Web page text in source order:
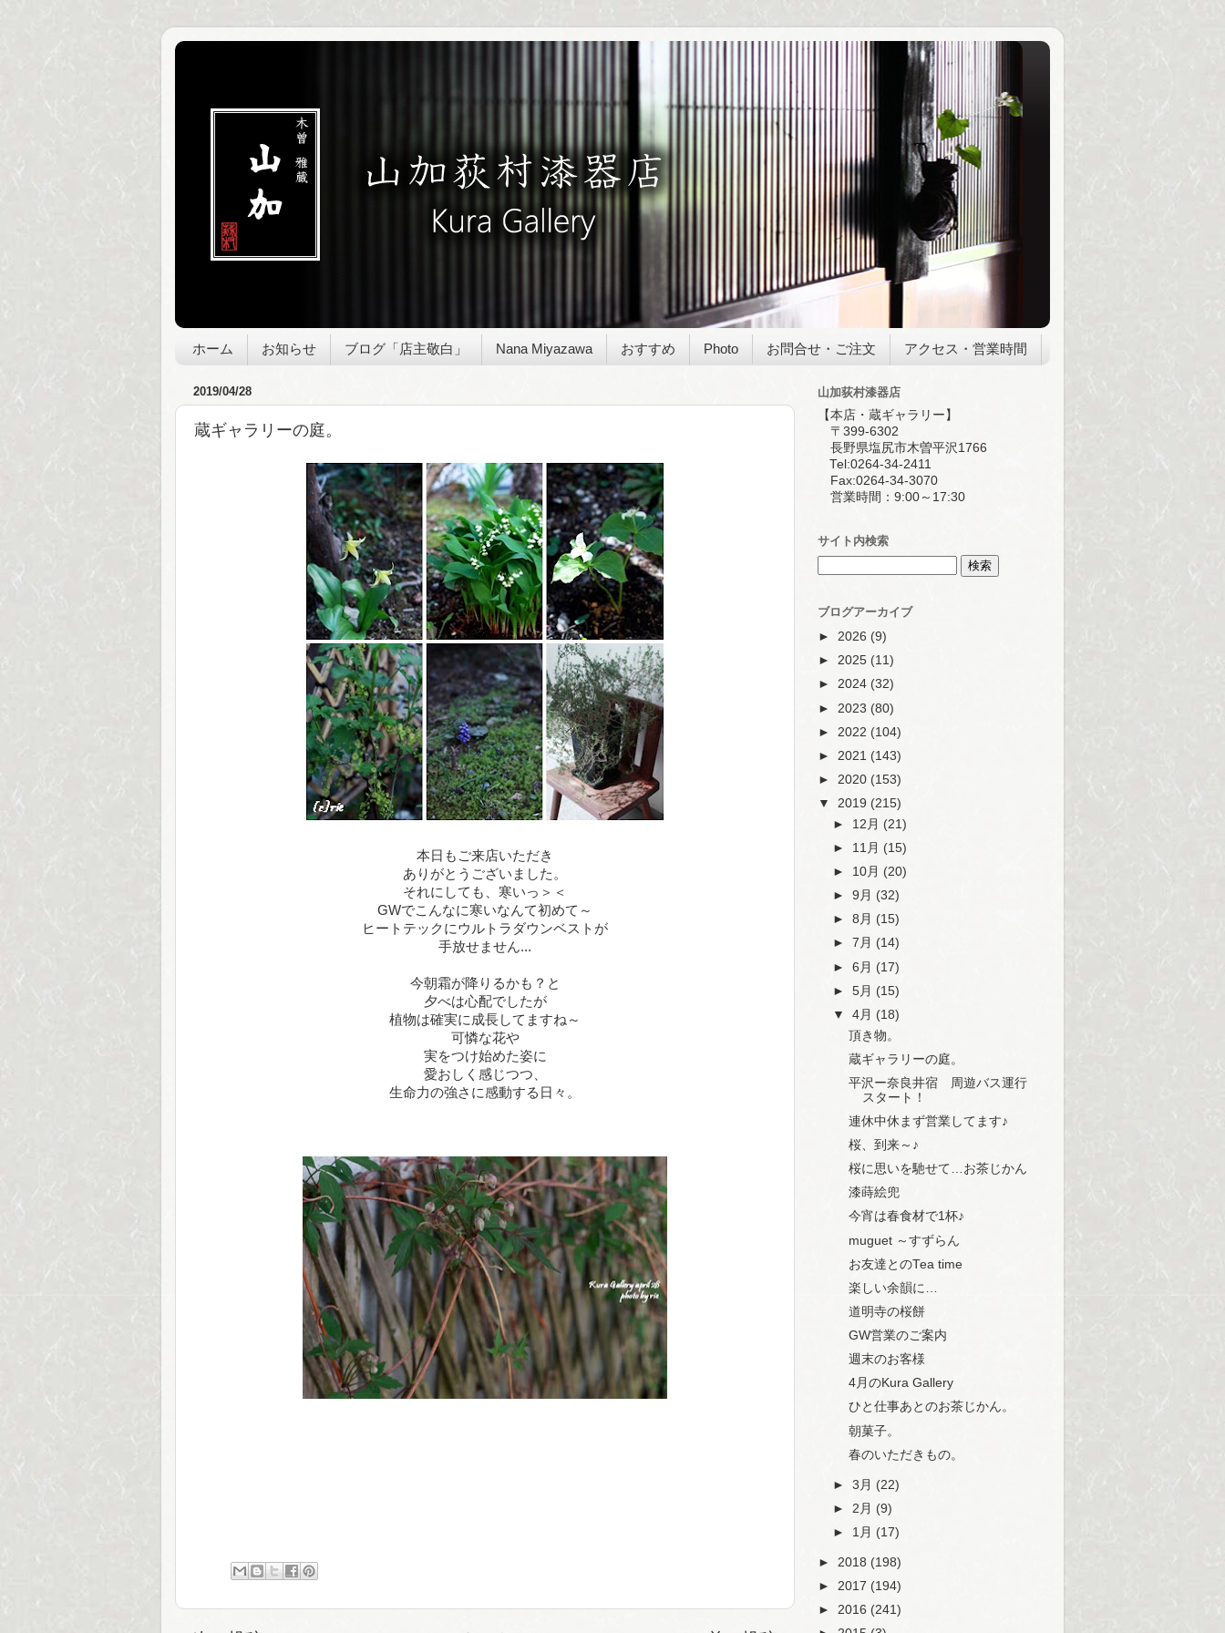
ホーム お知らせ ブログ「店主敬白」 Nana Miyazawa おすすめ Photo お問合せ・ご注文 アクセス・営業時間
2019/04/28
蔵ギャラリーの庭。
本日もご来店いただき
ありがとうございました。
それにしても、寒いっ＞＜
GWでこんなに寒いなんて初めて～
ヒートテックにウルトラダウンベストが
手放せません...
今朝霜が降りるかも？と
夕べは心配でしたが
植物は確実に成長してますね～
可憐な花や
実をつけ始めた姿に
愛おしく感じつつ、
生命力の強さに感動する日々。
山加荻村漆器店
【本店・蔵ギャラリー】
〒399-6302
長野県塩尻市木曽平沢1766
Tel:0264-34-2411
Fax:0264-34-3070
営業時間：9:00～17:30
サイト内検索
ブログアーカイブ
► 2026 (9)
► 2025 (11)
► 2024 (32)
► 2023 (80)
► 2022 (104)
► 2021 (143)
► 2020 (153)
▼ 2019 (215)
► 12月 (21)
► 11月 (15)
► 10月 (20)
►9月 (32)
►8月 (15)
►7月 (14)
►6月 (17)
►5月 (15)
▼4月 (18)
頂き物。
蔵ギャラリーの庭。
平沢ー奈良井宿 周遊バス運行
スタート！
連休中休まず営業してます♪
桜、到来～♪
桜に思いを馳せて…お茶じかん
漆蒔絵兜
今宵は春食材で1杯♪
muguet ～すずらん
お友達とのTea time
楽しい余韻に…
道明寺の桜餅
GW営業のご案内
週末のお客様
4月のKura Gallery
ひと仕事あとのお茶じかん。
朝菓子。
春のいただきもの。
►3月 (22)
► 2月 (9)
► 1月 (17)
► 2018 (198)
► 2017 (194)
► 2016 (241)